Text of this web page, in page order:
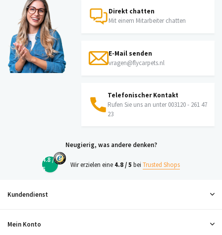
Direkt chatten
Mit einem Mitarbeiter chatten
E-Mail senden
vragen@flycarpets.nl
Telefonischer Kontakt
Rufen Sie uns an unter 003120 - 261 47
23
Neugierig, was andere denken?
4.8 /
5
Wir erzielen eine 4.8 / 5 bei Trusted Shops
Kundendienst
Mein Konto